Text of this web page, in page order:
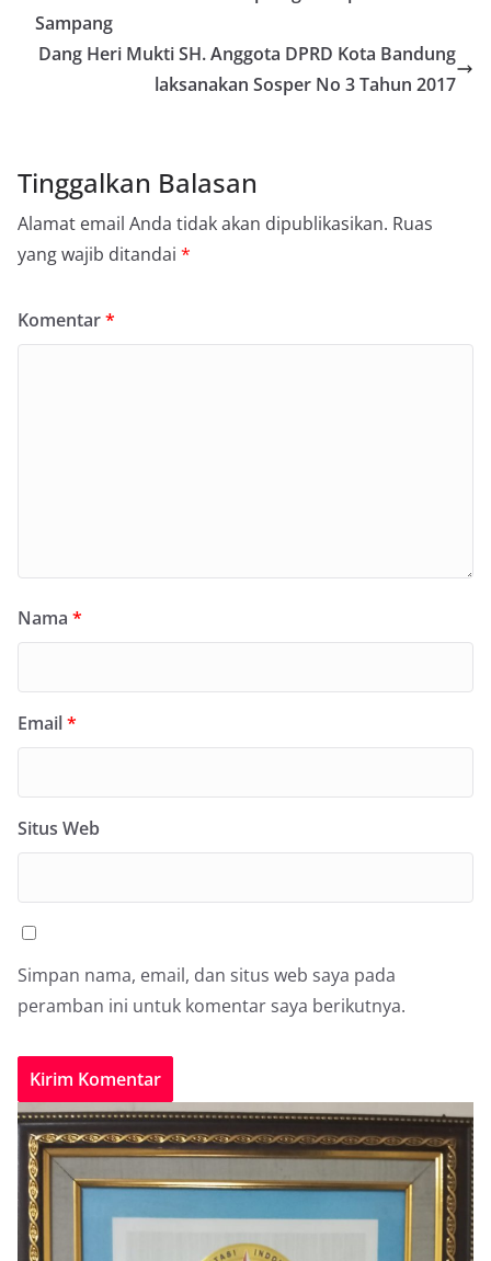
Sampang
Dang Heri Mukti SH. Anggota DPRD Kota Bandung
laksanakan Sosper No 3 Tahun 2017
Tinggalkan Balasan
Alamat email Anda tidak akan dipublikasikan. Ruas
yang wajib ditandai *
Komentar*
Nama *
Email*
Situs Web
Simpan nama, email, dan situs web saya pada
peramban ini untuk komentar saya berikutnya.